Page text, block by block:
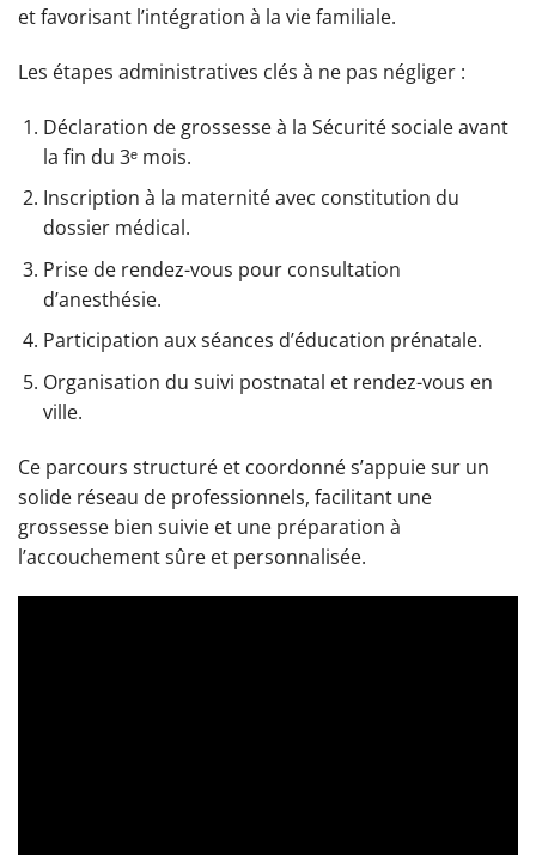
et favorisant l’intégration à la vie familiale.
Les étapes administratives clés à ne pas négliger :
Déclaration de grossesse à la Sécurité sociale avant
la fin du 3ᵉ mois.
Inscription à la maternité avec constitution du
dossier médical.
Prise de rendez-vous pour consultation
d’anesthésie.
Participation aux séances d’éducation prénatale.
Organisation du suivi postnatal et rendez-vous en
ville.
Ce parcours structuré et coordonné s’appuie sur un
solide réseau de professionnels, facilitant une
grossesse bien suivie et une préparation à
l’accouchement sûre et personnalisée.